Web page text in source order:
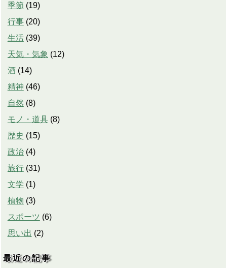
季節 (19)
行事 (20)
生活 (39)
天気・気象 (12)
酒 (14)
精神 (46)
自然 (8)
モノ・道具 (8)
歴史 (15)
政治 (4)
旅行 (31)
文学 (1)
植物 (3)
スポーツ (6)
思い出 (2)
最近の記事